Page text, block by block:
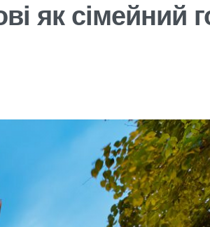
як сімейний